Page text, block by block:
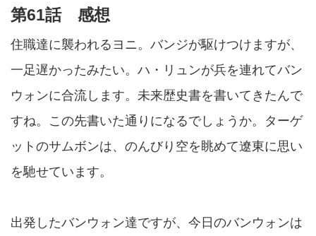
第61話 感想
住職達に襲われるヨニ。バンジが駆けつけますが、
一足遅かったみたい。ハ・リュンが兵を連れてバン
ウォンに合流します。未来歴史書を書いてきたんで
すね。この先書いた通りになるでしょうか。ターゲ
ットのサムボンは、のんびり空を眺めて遼東に思い
を馳せています。
出発したバンウォン達ですが、今日のバンウォンは